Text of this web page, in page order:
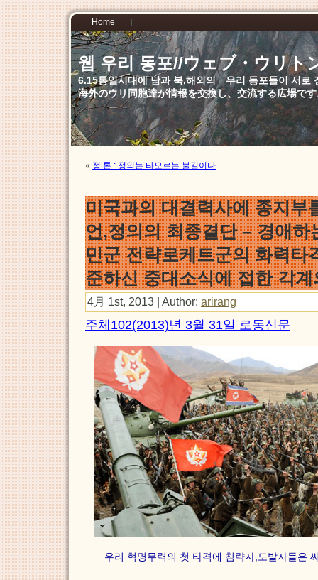
Home
웹 우리 동포//ウェブ・ウリト
6.15통일시대에 남과 북,해외의 우리 동포들이 서로
海外のウリ同胞達が情報を交換し、交流する広場で
« 정 론 : 정의는 타오르는 불길이다
미국과의 대결력사에 종지부
언,정의의 최종결단 – 경애하
민군 전략로케트군의 화력타
준하신 중대소식에 접한 각
4月 1st, 2013 | Author: arirang
주체102(2013)년 3월 31일 로동신문
우리 혁명무력의 첫 타격에 침략자,도발자들은